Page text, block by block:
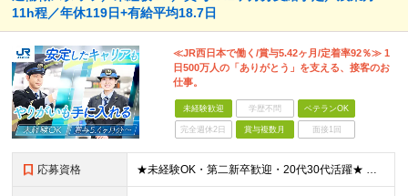
11h程／年休119日+有給平均18.7日
≪JR西日本で働く/賞与5.42ヶ月/定着率92％≫ 1
日500万人の「ありがとう」を支える、接客のお
仕事。
未経験歓迎 学歴不問 ベテランOK
完全週休2日 賞与複数月 面接1回
応募資格 ★未経験OK・第二新卒歓迎・20代30代活躍★ ☆高卒以上 ☆社会人経験（就労経験）がある方 業界・ポジション・年数は不問です！ 「誰もが知る大手企業で働きたい」 「1人より、チームで仕事がした